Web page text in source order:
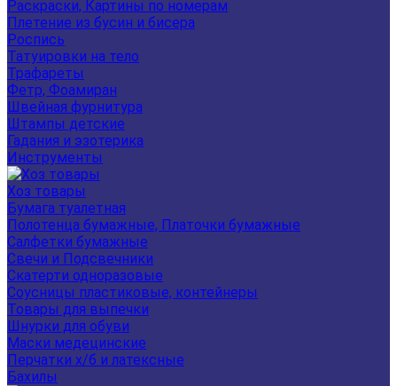
Раскраски, Картины по номерам
Плетение из бусин и бисера
Роспись
Татуировки на тело
Трафареты
Фетр, Фоамиран
Швейная фурнитура
Штампы детские
Гадания и эзотерика
Инструменты
Хоз товары
Бумага туалетная
Полотенца бумажные, Платочки бумажные
Салфетки бумажные
Свечи и Подсвечники
Скатерти одноразовые
Соусницы пластиковые, контейнеры
Товары для выпечки
Шнурки для обуви
Маски медецинские
Перчатки х/б и латексные
Бахилы